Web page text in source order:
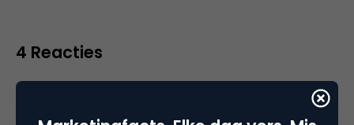
4 Reacties